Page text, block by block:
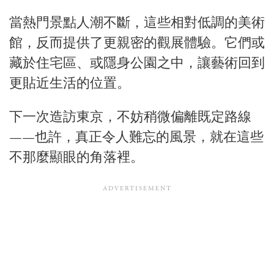
當熱門景點人潮不斷，這些相對低調的美術
館，反而提供了更親密的觀展體驗。它們或
藏於住宅區、或隱身公園之中，讓藝術回到
更貼近生活的位置。
下一次造訪東京，不妨稍微偏離既定路線
——也許，真正令人難忘的風景，就在這些
不那麼顯眼的角落裡。